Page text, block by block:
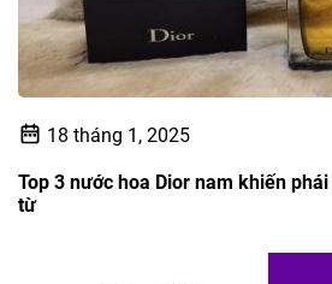
18 tháng 1, 2025
Top 3 nước hoa Dior nam khiến
từ